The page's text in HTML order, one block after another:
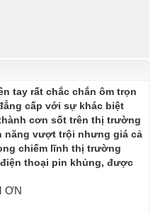
tay rất chắc chắn ôm trọn
cấp với sự khác biệt
cơn sốt trên thị trường
năng vượt trội nhưng giá cả
chiếm lĩnh thị trường
thoại pin khủng, được
ƠN